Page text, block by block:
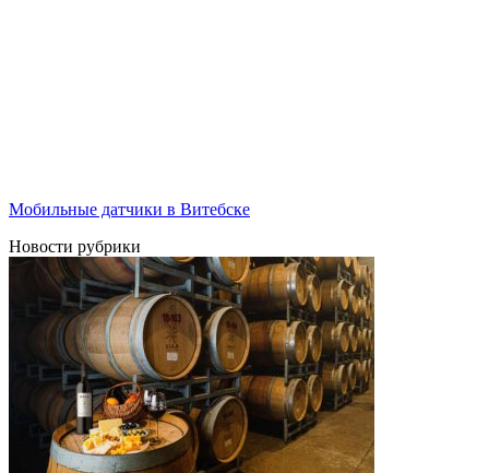
Мобильные датчики в Витебске
Новости рубрики